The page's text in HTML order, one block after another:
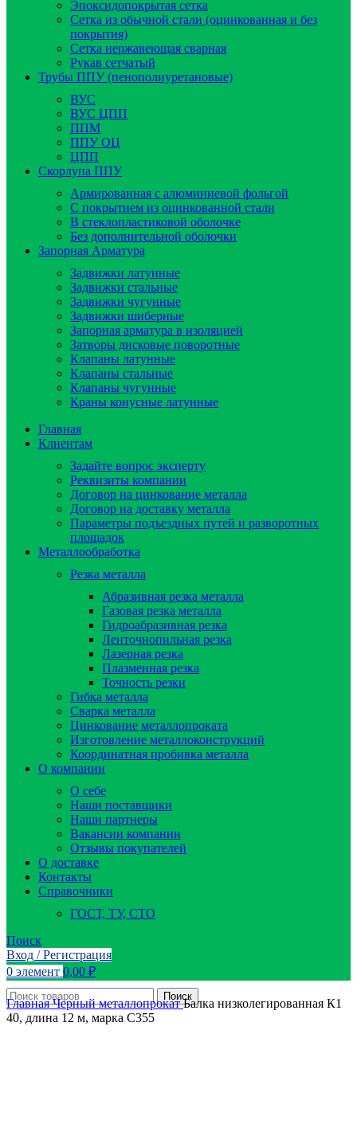
Эпоксидопокрытая сетка
Сетка из обычной стали (оцинкованная и без
покрытия)
Сетка нержавеющая сварная
Рукав сетчатый
Трубы ППУ (пенополиуретановые)
ВУС
ВУС ЦПП
ППМ
ППУ ОЦ
ЦПП
Скорлупа ППУ
Армированная с алюминиевой фольгой
C покрытием из оцинкованной стали
В стеклопластиковой оболочке
Без дополнительной оболочки
Запорная Арматура
Задвижки латунные
Задвижки стальные
Задвижки чугунные
Задвижки шиберные
Запорная арматура в изоляцией
Затворы дисковые поворотные
Клапаны латунные
Клапаны стальные
Клапаны чугунные
Краны конусные латунные
Главная
Клиентам
Задайте вопрос эксперту
Реквизиты компании
Договор на цинкование металла
Договор на доставку металла
Параметры подъездных путей и разворотных
площадок
Металлообработка
Резка металла
Абразивная резка металла
Газовая резка металла
Гидроaбразивная резка
Ленточнопильная резка
Лазерная резка
Плазменная резка
Точность резки
Гибка металла
Сварка металла
Цинкование металлопроката
Изготовление металлоконструкций
Координатная пробивка металла
О компании
О себе
Наши поставщики
Наши партнеры
Вакансии компании
Отзывы покупателей
О доставке
Контакты
Справочники
ГОСТ, ТУ, СТО
Поиск
Вход / Регистрация
0 элемент 0,00 ₽
Поиск
ГлавнаяЧерный металлопрокатБалка низколегированная К1
40, длина 12 м, марка С355